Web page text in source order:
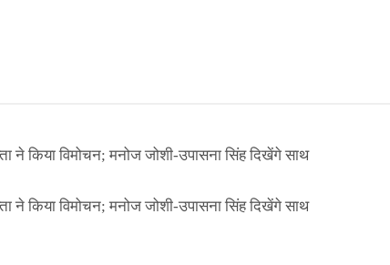
ने किया विमोचन; मनोज जोशी-उपासना सिंह दिखेंगे साथ
ने किया विमोचन; मनोज जोशी-उपासना सिंह दिखेंगे साथ